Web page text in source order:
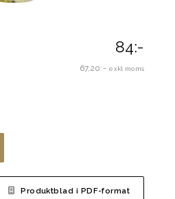
84:-
67,20:- exkl moms
Produktblad i PDF-format